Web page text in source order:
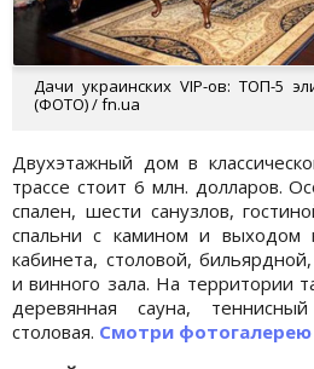
Дачи украинских VIP-ов: ТОП-5
(ФОТО) / fn.ua
Двухэтажный дом в
трассе стоит 6 млн. долларов.
спален, шести санузлов,
спальни с камином и выходом
кабинета, столовой,
и винного зала. На территории
деревянная сауна,
столовая. Смотри фотогалерею